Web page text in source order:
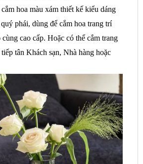
hoa màu xám thiết kế kiểu dáng
phái, dùng để cắm hoa trang trí
cao cấp. Hoặc có thể cắm trang
tân Khách sạn, Nhà hàng hoặc